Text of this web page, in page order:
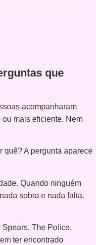
que
acompanharam
mais eficiente. Nem
quê? A pergunta aparece
Quando ninguém
sobra e nada falta.
The Police,
ter encontrado